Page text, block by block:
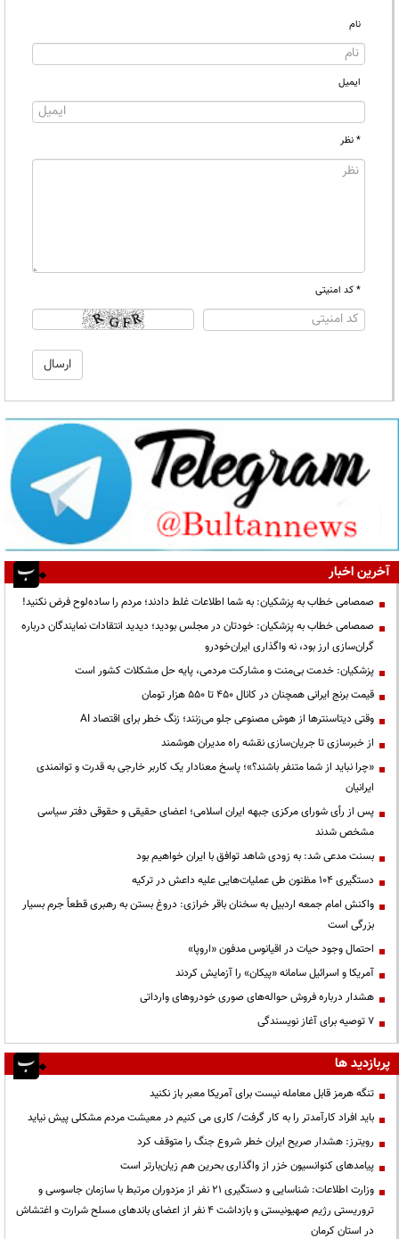
نام
ایمیل
* نظر
* کد امنیتی
آخرین اخبار
صمصامی خطاب به پزشکیان: به شما اطلاعات غلط دادند؛ مردم را ساده‌لوح فرض نکنید!
صمصامی خطاب به پزشکیان: خودتان در مجلس بودید؛ دیدید انتقادات نمایندگان درباره
گران‌سازی ارز بود، نه واگذاری ایران‌خودرو
پزشکیان: خدمت بی‌منت و مشارکت مردمی، پایه حل مشکلات کشور است
قیمت‌ برنج ایرانی همچنان در کانال ۴۵۰ تا ۵۵۰ هزار تومان
وقتی دیتاسنترها از هوش مصنوعی جلو می‌زنند؛ زنگ خطر برای اقتصاد AI
از خبرسازی تا جریان‌سازی نقشه راه مدیران هوشمند
«چرا نباید از شما متنفر باشند؟»؛ پاسخ معنادار یک کاربر خارجی به قدرت و توانمندی
ایرانیان
پس از رأی شورای مرکزی جبهه ایران اسلامی؛ اعضای حقیقی و حقوقی دفتر سیاسی
مشخص شدند
بسنت مدعی شد: به زودی شاهد توافق با ایران خواهیم بود
دستگیری ۱۰۴ مظنون طی عملیات‌هایی علیه داعش در ترکیه
واکنش امام جمعه اردبیل به سخنان باقر خرازی: دروغ بستن به رهبری قطعاً جرم بسیار
بزرگی است
احتمال وجود حیات در اقیانوس مدفون «اروپا»
آمریکا و اسرائیل سامانه «پیکان» را آزمایش کردند
هشدار درباره فروش حواله‌های صوری خودروهای وارداتی
۷ توصیه برای آغاز نویسندگی
پربازدید ها
تنگه هرمز قابل معامله نیست برای آمریکا معبر باز نکنید
باید افراد کارآمدتر را به کار گرفت/ کاری می کنیم در معیشت مردم مشکلی پیش نیاید
رویترز: هشدار صریح ایران خطر شروع جنگ را متوقف کرد
پیامدهای کنوانسیون خزر از واگذاری بحرین هم زیان‌بارتر است
وزارت اطلاعات: شناسایی و دستگیری ۲۱ نفر از مزدوران مرتبط با سازمان جاسوسی و
تروریستی رژیم صهیونیستی و بازداشت ۴ نفر از اعضای باندهای مسلح شرارت و اغتشاش
در استان کرمان